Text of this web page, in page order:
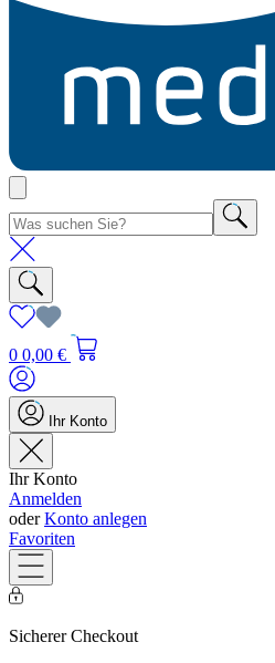
0 0,00 €
Ihr Konto
Ihr Konto
Anmelden
oderKonto anlegen
Favoriten
Sicherer Checkout